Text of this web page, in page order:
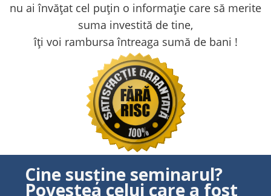
nu ai învățat cel puțin o informație care să merite
suma investită de tine,
îți voi rambursa întreaga sumă de bani !
Cine susține seminarul?
Povestea celui care a fost